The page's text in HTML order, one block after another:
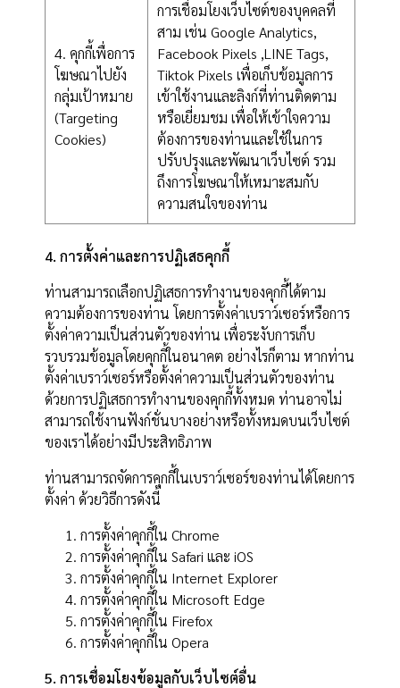
4. คุกกี้เพื่อการ
โฆษณาไปยัง
กลุ่มเป้าหมาย
(Targeting
Cookies)
การเชื่อมโยงเว็บไซต์ของบุคคลที่
สาม เช่น Google Analytics,
Facebook Pixels ,LINE Tags,
Tiktok Pixels เพื่อเก็บข้อมูลการ
เข้าใช้งานและลิงก์ที่ท่านติดตาม
หรือเยี่ยมชม เพื่อให้เข้าใจความ
ต้องการของท่านและใช้ในการ
ปรับปรุงและพัฒนาเว็บไซต์ รวม
ถึงการโฆษณาให้เหมาะสมกับ
ความสนใจของท่าน
4. การตั้งค่าและการปฏิเสธคุกกี้
ท่านสามารถเลือกปฏิเสธการทำงานของคุกกี้ได้ตาม
ความต้องการของท่าน โดยการตั้งค่าเบราว์เซอร์หรือการ
ตั้งค่าความเป็นส่วนตัวของท่าน เพื่อระงับการเก็บ
รวบรวมข้อมูลโดยคุกกี้ในอนาคต อย่างไรก็ตาม หากท่าน
ตั้งค่าเบราว์เซอร์หรือตั้งค่าความเป็นส่วนตัวของท่าน
ด้วยการปฏิเสธการทำงานของคุกกี้ทั้งหมด ท่านอาจไม่
สามารถใช้งานฟังก์ชั่นบางอย่างหรือทั้งหมดบนเว็บไซต์
ของเราได้อย่างมีประสิทธิภาพ
ท่านสามารถจัดการคุกกี้ในเบราว์เซอร์ของท่านได้โดยการ
ตั้งค่า ด้วยวิธีการดังนี้
การตั้งค่าคุกกี้ใน Chrome
การตั้งค่าคุกกี้ใน Safari และ iOS
การตั้งค่าคุกกี้ใน Internet Explorer
การตั้งค่าคุกกี้ใน Microsoft Edge
การตั้งค่าคุกกี้ใน Firefox
การตั้งค่าคุกกี้ใน Opera
5. การเชื่อมโยงข้อมูลกับเว็บไซต์อื่น